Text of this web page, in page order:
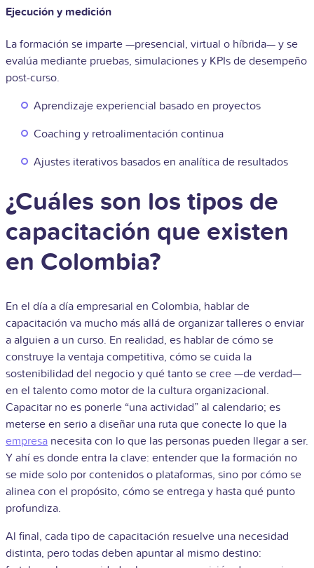
Ejecución y medición
La formación se imparte —presencial, virtual o híbrida— y se
evalúa mediante pruebas, simulaciones y KPIs de desempeño
post-curso.
Aprendizaje experiencial basado en proyectos
Coaching y retroalimentación continua
Ajustes iterativos basados en analítica de resultados
¿Cuáles son los tipos de
capacitación que existen
en Colombia?
En el día a día empresarial en Colombia, hablar de
capacitación va mucho más allá de organizar talleres o enviar
a alguien a un curso. En realidad, es hablar de cómo se
construye la ventaja competitiva, cómo se cuida la
sostenibilidad del negocio y qué tanto se cree —de verdad—
en el talento como motor de la cultura organizacional.
Capacitar no es ponerle “una actividad” al calendario; es
meterse en serio a diseñar una ruta que conecte lo que la
empresa necesita con lo que las personas pueden llegar a ser.
Y ahí es donde entra la clave: entender que la formación no
se mide solo por contenidos o plataformas, sino por cómo se
alinea con el propósito, cómo se entrega y hasta qué punto
profundiza.
Al final, cada tipo de capacitación resuelve una necesidad
distinta, pero todas deben apuntar al mismo destino: